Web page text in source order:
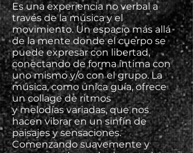
Es una experiencia no verbal a
través de la música y el
movimiento. Un espacio más allá
de la mente donde el cuerpo se
puede expresar con libertad,
conectando de forma íntima con
uno mismo y/o con el grupo. La
música, como única guía, ofrece
un collage de ritmos
y melodías variadas, que nos
hacen vibrar en un sinfín de
paisajes y sensaciones.
Comenzando suavemente y